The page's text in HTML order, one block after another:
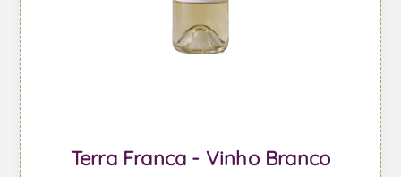
Terra Franca - Vinho Branco